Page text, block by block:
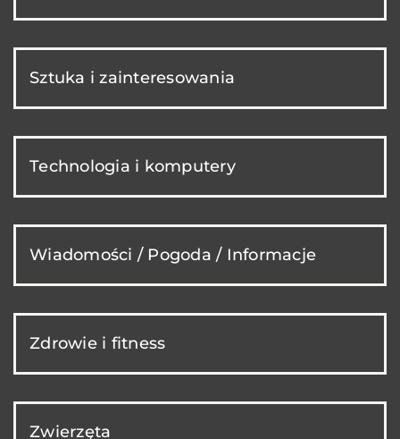
Sztuka i zainteresowania
Technologia i komputery
Wiadomości / Pogoda / Informacje
Zdrowie i fitness
Zwierzęta